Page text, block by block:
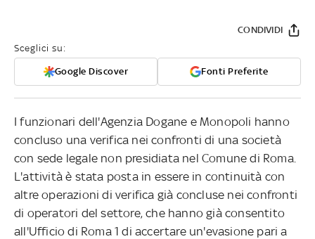
Sceglici su:
Google Discover Fonti Preferite
CONDIVIDI
I funzionari dell'Agenzia Dogane e Monopoli hanno
concluso una verifica nei confronti di una società
con sede legale non presidiata nel Comune di Roma.
L'attività è stata posta in essere in continuità con
altre operazioni di verifica già concluse nei confronti
di operatori del settore, che hanno già consentito
all'Ufficio di Roma 1 di accertare un'evasione pari a